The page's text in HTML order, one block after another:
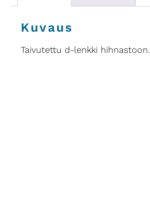
Kuvaus
Taivutettu d-lenkki hihnastoon.